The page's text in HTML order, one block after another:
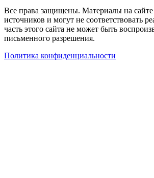
Все права защищены. Материалы на
источников и могут не соответствовать
часть этого сайта не может быть
письменного разрешения.
Политика конфиденциальности